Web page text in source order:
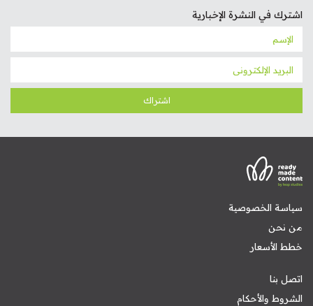
اشترك في النشرة الإخبارية
اشتراك
سياسة الخصوصية
من نحن
خطط الأسعار
اتصل بنا
الشروط والأحكام